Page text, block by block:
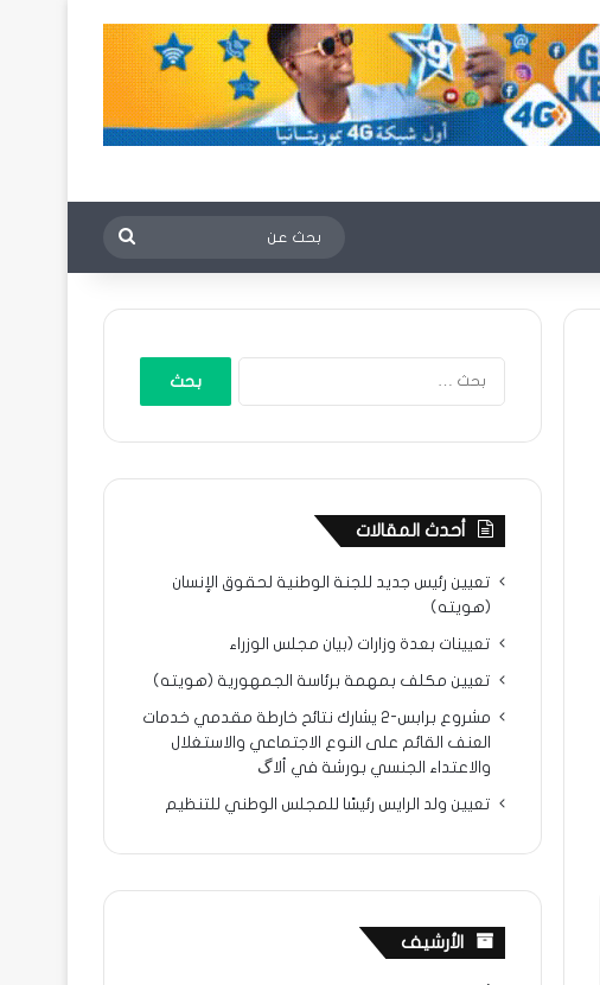
بحث
عن
أحدث المقالات
تعيين رئيس جديد للجنة الوطنية لحقوق الإنسان
(هويته)
تعيينات بعدة وزارات (بيان مجلس الوزراء
تعيين مكلف بمهمة برئاسة الجمهورية (هويته)
مشروع برابس-2 يشارك نتائح خارطة مقدمي خدمات
العنف القائم على النوع الاجتماعي والاستغلال
والاعتداء الجنسي بورشة في ألاگ
تعيين ولد الرايس رئيسًا للمجلس الوطني للتنظيم
الأرشيف